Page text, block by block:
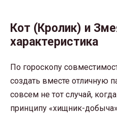
Кот (Кролик) и
характеристика
По гороскопу
создать вместе отличную
совсем не тот случай,
принципу «хищник-